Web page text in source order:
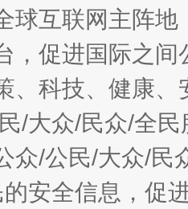
球互联网主阵
，促进国际之
、科技、健康
/大众/民众/全
众/公民/大众/民
安全信息，促